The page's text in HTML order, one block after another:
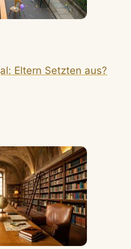
Eltern Setzten aus?